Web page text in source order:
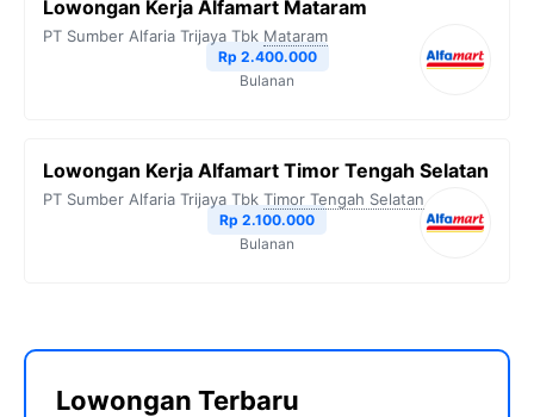
Lowongan Kerja Alfamart Mataram
PT Sumber Alfaria Trijaya Tbk Mataram
Rp 2.400.000
Bulanan
Lowongan Kerja Alfamart Timor Tengah Selatan
PT Sumber Alfaria Trijaya Tbk Timor Tengah Selatan
Rp 2.100.000
Bulanan
Lowongan Terbaru